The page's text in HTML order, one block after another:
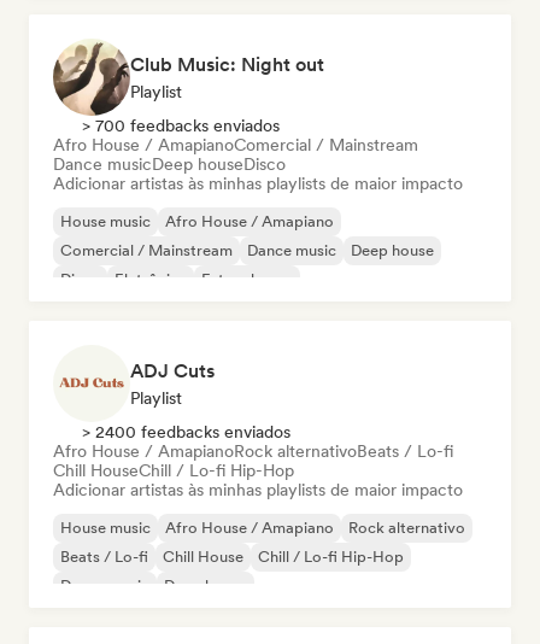
Club Music: Night out
Playlist
> 700 feedbacks enviados
Afro House / AmapianoComercial / Mainstream
Dance musicDeep houseDisco
Adicionar artistas às minhas playlists de maior impacto
House music
Afro House / Amapiano
Comercial / Mainstream
Dance music
Deep house
Disco
Eletrônica Future house
ADJ Cuts
Playlist
> 2400 feedbacks enviados
Afro House / AmapianoRock alternativoBeats / Lo-fi
Chill HouseChill / Lo-fi Hip-Hop
Adicionar artistas às minhas playlists de maior impacto
House music Afro House / Amapiano
Rock alternativo
Beats / Lo-fi
Chill House
Chill / Lo-fi Hip-Hop
Dance music
Deep house